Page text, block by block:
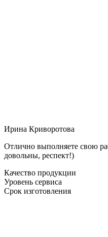
Ирина Криворотова
Отлично выполняете свою
довольны, респект!)
Качество продукции
Уровень сервиса
Срок изготовления